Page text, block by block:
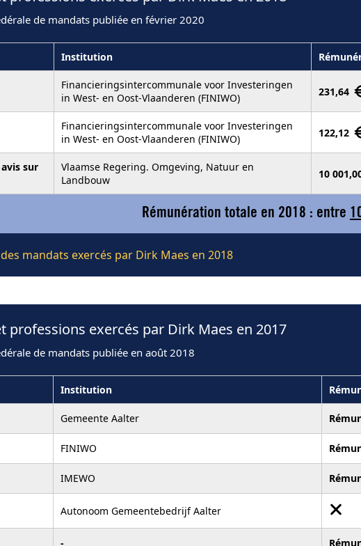
de mandats publiée en février 2020
Institution
Financieringsintercommunale voor Investeringen
in West- en Oost-Vlaanderen (FINIWO)
231,64
Financieringsintercommunale voor Investeringen
in West- en Oost-Vlaanderen (FINIWO)
122,12
sur
Vlaamse Regering. Omgeving, Natuur en
Landbouw
10
Rémunération totale en 2018 : entre
mandats exercés par Dirk Maes en 2018
professions exercés par Dirk Maes en 2017
de mandats publiée en août 2018
Institution
Gemeente Aalter
FINIWO
IMEWO
Autonoom Gemeentebedrijf Aalter
-